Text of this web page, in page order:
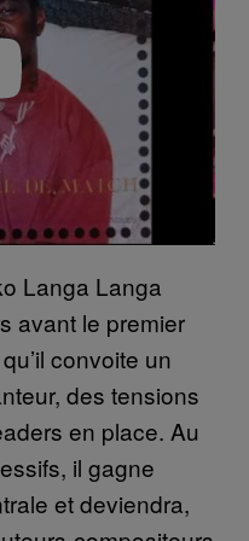
Langa Langa
avant le premier
convoite un
des tensions
en place. Au
il gagne
et deviendra,